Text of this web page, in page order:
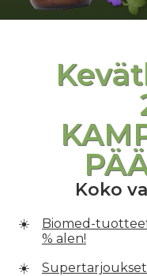
Koko
Biomed-tuotteet
% alen!
Supertarjoukset